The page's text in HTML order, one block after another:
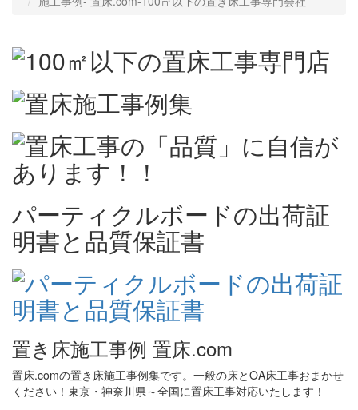
パーティクルボードの出荷証
明書と品質保証書
置き床施工事例 置床.com
置床.comの置き床施工事例集です。一般の床とOA床工事おまかせ
ください！東京・神奈川県～全国に置床工事対応いたします！